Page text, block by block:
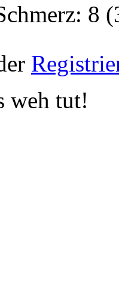
8
weh tut!